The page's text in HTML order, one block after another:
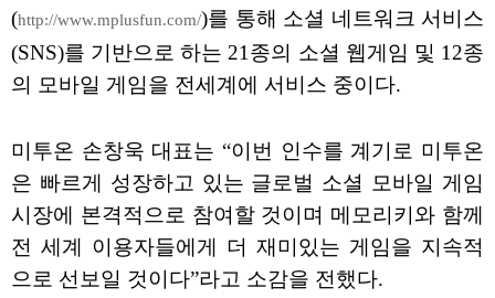
(http://www.mplusfun.com/)를 통해 소셜 네트워크 서비스
(SNS)를 기반으로 하는 21종의 소셜 웹게임 및 12종
의 모바일 게임을 전세계에 서비스 중이다.
미투온 손창욱 대표는 “이번 인수를 계기로 미투온
은 빠르게 성장하고 있는 글로벌 소셜 모바일 게임
시장에 본격적으로 참여할 것이며 메모리키와 함께
전 세계 이용자들에게 더 재미있는 게임을 지속적
으로 선보일 것이다”라고 소감을 전했다.